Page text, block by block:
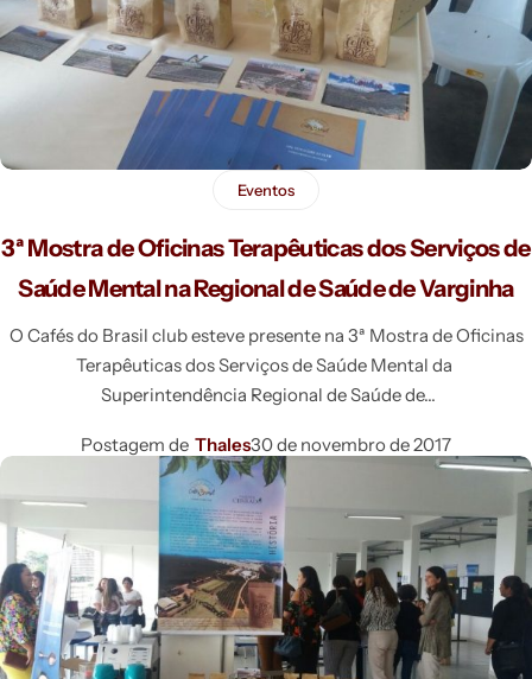
Eventos
3ª Mostra de Oficinas Terapêuticas dos Serviços de
Saúde Mental na Regional de Saúde de Varginha
O Cafés do Brasil club esteve presente na 3ª Mostra de Oficinas
Terapêuticas dos Serviços de Saúde Mental da
Superintendência Regional de Saúde de
Postagem de Thales30 de novembro de 2017